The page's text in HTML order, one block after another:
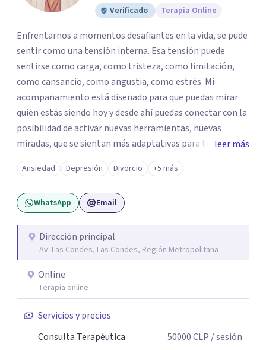
Verificado
Terapia Online
Enfrentarnos a momentos desafiantes en la vida, se pude
sentir como una tensión interna. Esa tensión puede
sentirse como carga, como tristeza, como limitación,
como cansancio, como angustia, como estrés. Mi
acompañamiento está diseñado para que puedas mirar
quién estás siendo hoy y desde ahí puedas conectar con la
posibilidad de activar nuevas herramientas, nuevas
miradas, que se sientan más adaptativas para ti y para la
forma en la que quieres vivir todos los ámbitos de tu vida.
Así también, para que puedas recordar tu valor interior,
para que logres re conocerte y confiar en tus talentos y
dar pasos firmes hacia los cambios que deseas tanto en el
Fuente, Psicóloga, Psicoterapeuta Corporal - Emocional
y Coach Ontológica y estoy disponible para acompañarte
juntos hacia el futuro que deseas.
leer más
Ansiedad Depresión Divorcio +5 más
WhatsApp Email
Dirección principal
Av. Las Condes, Las Condes, Región Metropolitana
Online
Terapia online
Servicios y precios
Consulta Terapéutica
50000CLP / sesión